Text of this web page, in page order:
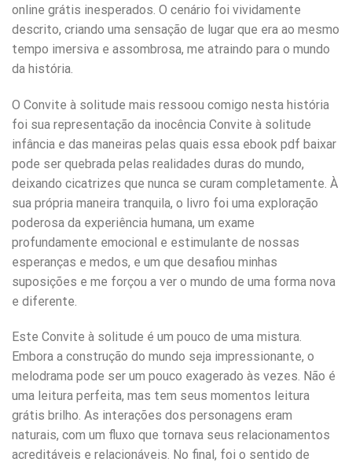
online grátis inesperados. O cenário foi vividamente
descrito, criando uma sensação de lugar que era ao mesmo
tempo imersiva e assombrosa, me atraindo para o mundo
da história.
O Convite à solitude mais ressoou comigo nesta história
foi sua representação da inocência Convite à solitude
infância e das maneiras pelas quais essa ebook pdf baixar
pode ser quebrada pelas realidades duras do mundo,
deixando cicatrizes que nunca se curam completamente. À
sua própria maneira tranquila, o livro foi uma exploração
poderosa da experiência humana, um exame
profundamente emocional e estimulante de nossas
esperanças e medos, e um que desafiou minhas
suposições e me forçou a ver o mundo de uma forma nova
e diferente.
Este Convite à solitude é um pouco de uma mistura.
Embora a construção do mundo seja impressionante, o
melodrama pode ser um pouco exagerado às vezes. Não é
uma leitura perfeita, mas tem seus momentos leitura
grátis brilho. As interações dos personagens eram
naturais, com um fluxo que tornava seus relacionamentos
acreditáveis e relacionáveis. No final, foi o sentido de